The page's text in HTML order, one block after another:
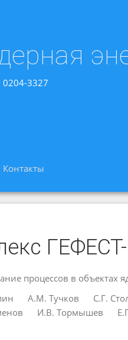
0204-3327
Контакты
процессов в объектах
А.М. Тучков С.Г.
И.В. Тормышев